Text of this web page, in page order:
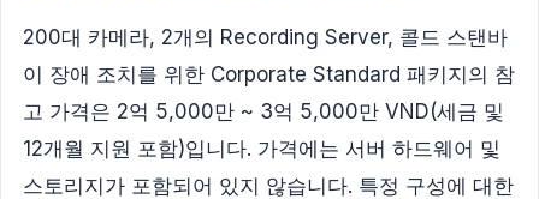
200대 카메라, 2개의 Recording Server, 콜드 스탠바
이 장애 조치를 위한 Corporate Standard 패키지의 참
고 가격은 2억 5,000만 ~ 3억 5,000만 VND(세금 및
12개월 지원 포함)입니다. 가격에는 서버 하드웨어 및
스토리지가 포함되어 있지 않습니다. 특정 구성에 대한